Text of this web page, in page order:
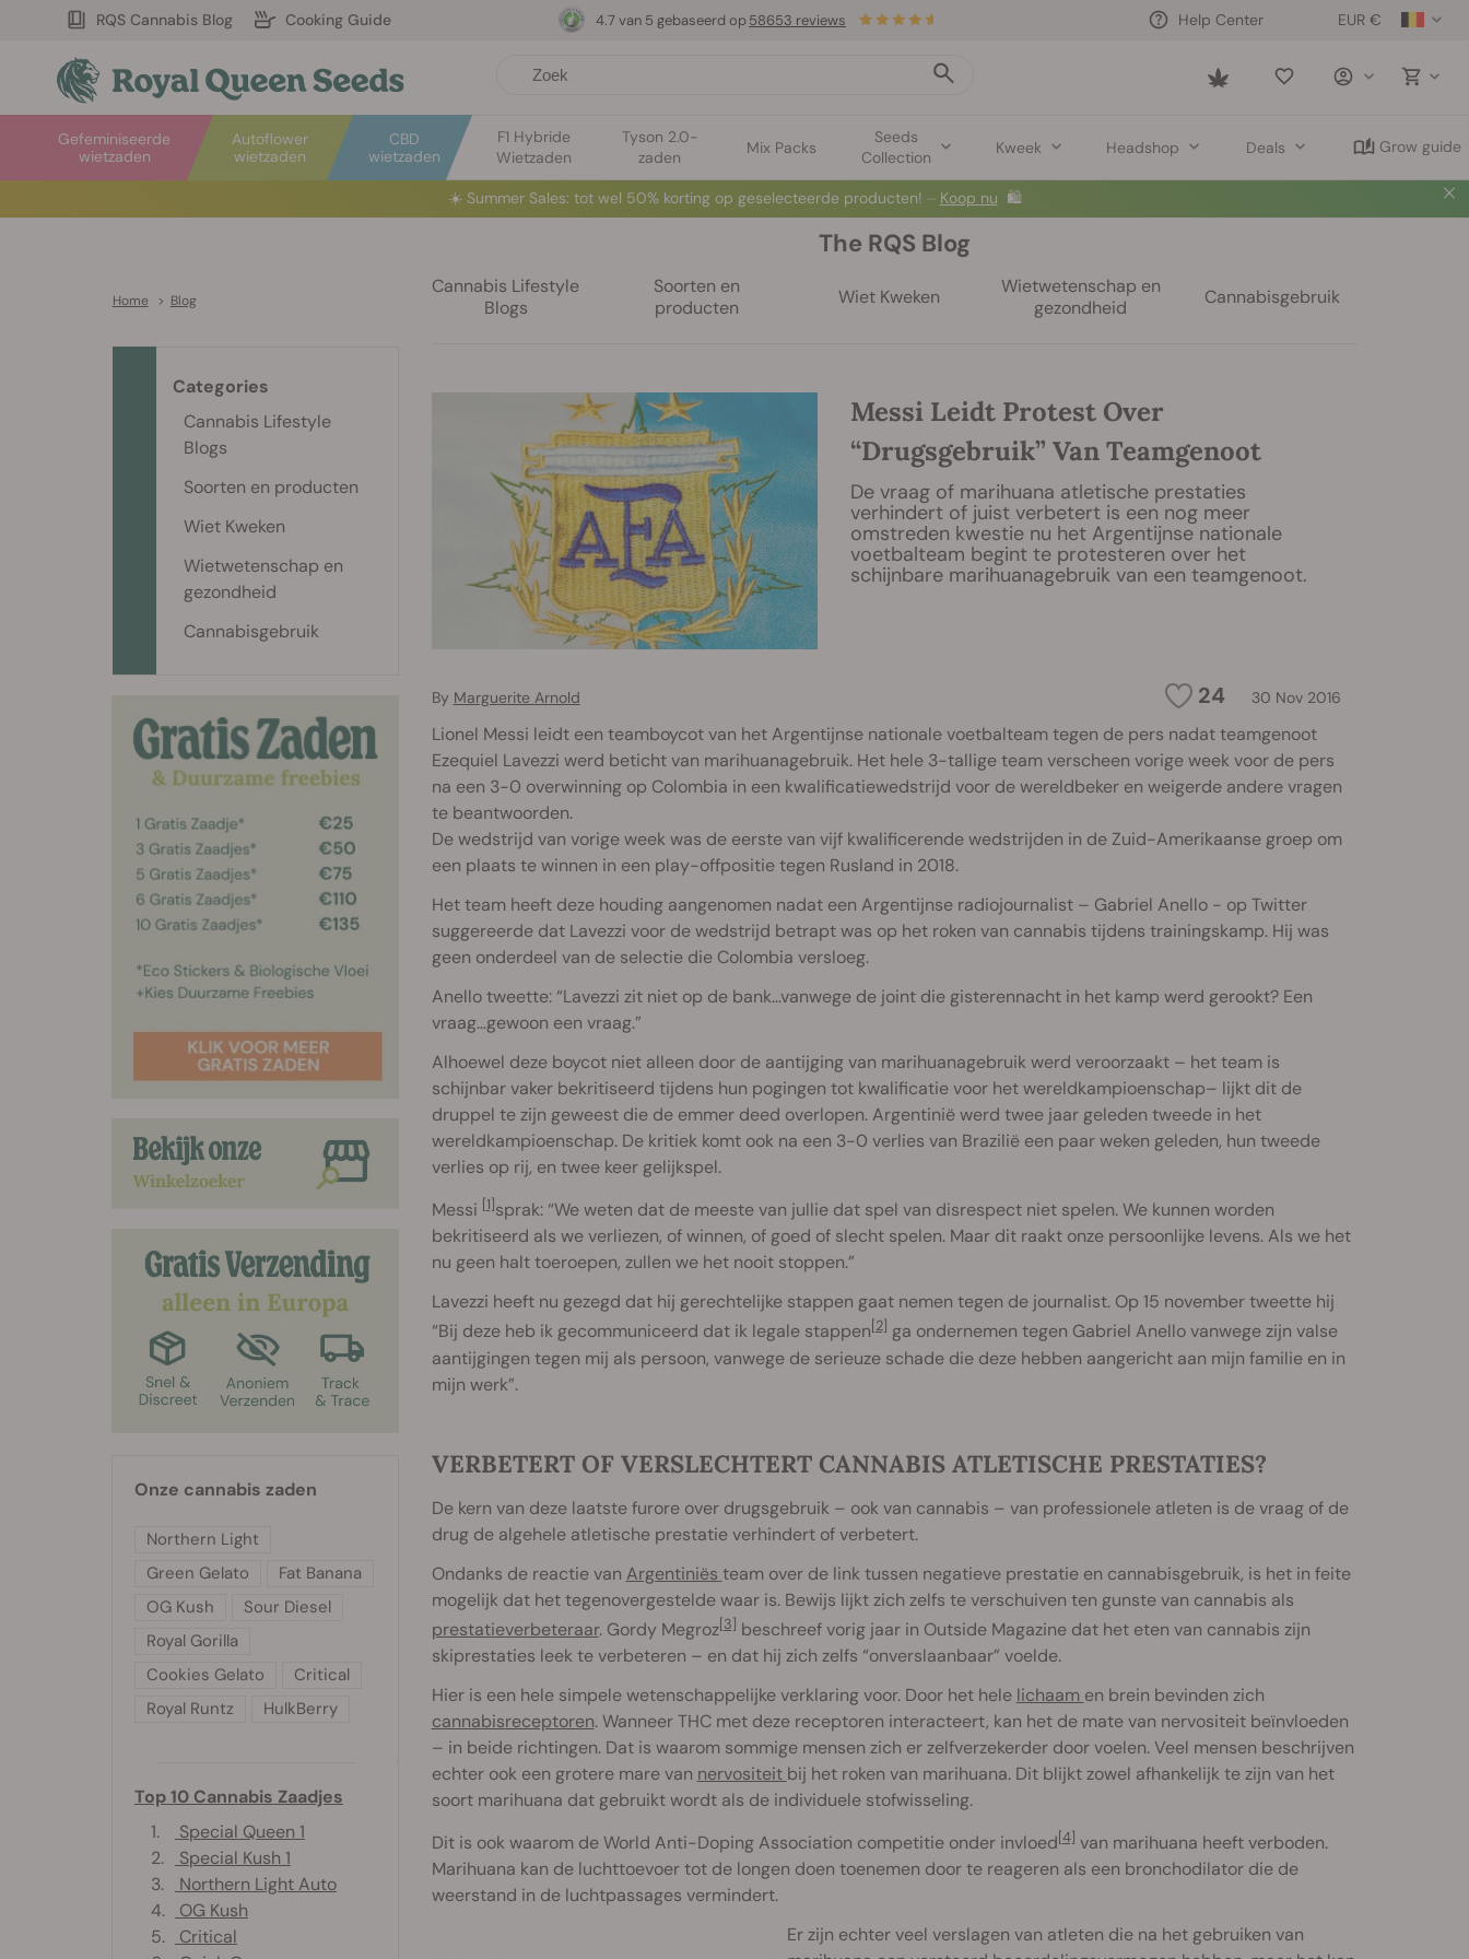
RQS Cannabis Blog Cooking Guide EUR €
Help Center
Saved
Autoflower
wietzaden
Gefeminiseerde
wietzaden
CBD
wietzaden
F1 Hybride
Wietzaden
Tyson 2.0-
zaden
Mix Packs
Seeds
Collection
Kweek Headshop Deals Grow guide
4.7 van 5 gebaseerd op58653 reviews
☀️Summer Sales: tot wel 50% korting op geselecteerde producten! ⏤ Koop nu 🛍️
Home > Blog
The RQS Blog
Cannabis Lifestyle
Blogs
Soorten en
producten
Wiet Kweken
Wietwetenschap en
gezondheid
Cannabisgebruik
Messi Leidt Protest Over
“Drugsgebruik” Van Teamgenoot
De vraag of marihuana atletische prestaties
verhindert of juist verbetert is een nog meer
omstreden kwestie nu het Argentijnse nationale
voetbalteam begint te protesteren over het
schijnbare marihuanagebruik van een teamgenoot.
24 30 Nov 2016
By Marguerite Arnold
Lionel Messi leidt een teamboycot van het Argentijnse nationale voetbalteam tegen de pers nadat teamgenoot
Ezequiel Lavezzi werd beticht van marihuanagebruik. Het hele 3-tallige team verscheen vorige week voor de pers
na een 3-0 overwinning op Colombia in een kwalificatiewedstrijd voor de wereldbeker en weigerde andere vragen
te beantwoorden.
De wedstrijd van vorige week was de eerste van vijf kwalificerende wedstrijden in de Zuid-Amerikaanse groep om
een plaats te winnen in een play-offpositie tegen Rusland in 2018.
Het team heeft deze houding aangenomen nadat een Argentijnse radiojournalist – Gabriel Anello - op Twitter
suggereerde dat Lavezzi voor de wedstrijd betrapt was op het roken van cannabis tijdens trainingskamp. Hij was
geen onderdeel van de selectie die Colombia versloeg.
Anello tweette: “Lavezzi zit niet op de bank…vanwege de joint die gisterennacht in het kamp werd gerookt? Een
vraag…gewoon een vraag.”
Alhoewel deze boycot niet alleen door de aantijging van marihuanagebruik werd veroorzaakt – het team is
schijnbar vaker bekritiseerd tijdens hun pogingen tot kwalificatie voor het wereldkampioenschap– lijkt dit de
druppel te zijn geweest die de emmer deed overlopen. Argentinië werd twee jaar geleden tweede in het
wereldkampioenschap. De kritiek komt ook na een 3-0 verlies van Brazilië een paar weken geleden, hun tweede
verlies op rij, en twee keer gelijkspel.
Messi [1]sprak: “We weten dat de meeste van jullie dat spel van disrespect niet spelen. We kunnen worden
bekritiseerd als we verliezen, of winnen, of goed of slecht spelen. Maar dit raakt onze persoonlijke levens. Als we het
nu geen halt toeroepen, zullen we het nooit stoppen.”
Lavezzi heeft nu gezegd dat hij gerechtelijke stappen gaat nemen tegen de journalist. Op 15 november tweette hij
“Bij deze heb ik gecommuniceerd dat ik legale stappen[2] ga ondernemen tegen Gabriel Anello vanwege zijn valse
aantijgingen tegen mij als persoon, vanwege de serieuze schade die deze hebben aangericht aan mijn familie en in
mijn werk”.
VERBETERT OF VERSLECHTERT CANNABIS ATLETISCHE PRESTATIES?
De kern van deze laatste furore over drugsgebruik – ook van cannabis – van professionele atleten is de vraag of de
drug de algehele atletische prestatie verhindert of verbetert.
Ondanks de reactie van Argentiniës team over de link tussen negatieve prestatie en cannabisgebruik, is het in feite
mogelijk dat het tegenovergestelde waar is. Bewijs lijkt zich zelfs te verschuiven ten gunste van cannabis als
prestatieverbeteraar. Gordy Megroz[3] beschreef vorig jaar in Outside Magazine dat het eten van cannabis zijn
skiprestaties leek te verbeteren – en dat hij zich zelfs “onverslaanbaar” voelde.
Hier is een hele simpele wetenschappelijke verklaring voor. Door het hele lichaam en brein bevinden zich
cannabisreceptoren. Wanneer THC met deze receptoren interacteert, kan het de mate van nervositeit beïnvloeden
– in beide richtingen. Dat is waarom sommige mensen zich er zelfverzekerder door voelen. Veel mensen beschrijven
echter ook een grotere mare van nervositeit bij het roken van marihuana. Dit blijkt zowel afhankelijk te zijn van het
soort marihuana dat gebruikt wordt als de individuele stofwisseling.
Dit is ook waarom de World Anti-Doping Association competitie onder invloed[4] van marihuana heeft verboden.
Marihuana kan de luchttoevoer tot de longen doen toenemen door te reageren als een bronchodilator die de
weerstand in de luchtpassages vermindert.
Er zijn echter veel verslagen van atleten die na het gebruiken van
Categories
Cannabis Lifestyle
Blogs
Soorten en producten
Wiet Kweken
Wietwetenschap en
gezondheid
Cannabisgebruik
Onze cannabis zaden
Northern Light
Green Gelato
Fat Banana
OG Kush
Sour Diesel
Royal Gorilla
Cookies Gelato
Critical
Royal Runtz
HulkBerry
Top 10 Cannabis Zaadjes
1.
Special Queen 1
2.
Special Kush 1
3.
Northern Light Auto
4.
OG Kush
5.
Critical